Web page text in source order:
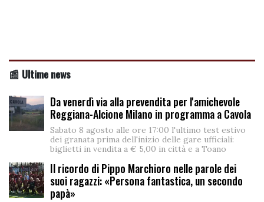
📰 Ultime news
Da venerdì via alla prevendita per l'amichevole
Reggiana-Alcione Milano in programma a Cavola
Sabato 8 agosto alle ore 17:00 l'ultimo test estivo
dei granata prima dell'inizio delle gare ufficiali:
biglietti in vendita a € 5,00 in città e a Toano
Il ricordo di Pippo Marchioro nelle parole dei
suoi ragazzi: «Persona fantastica, un secondo
papà»